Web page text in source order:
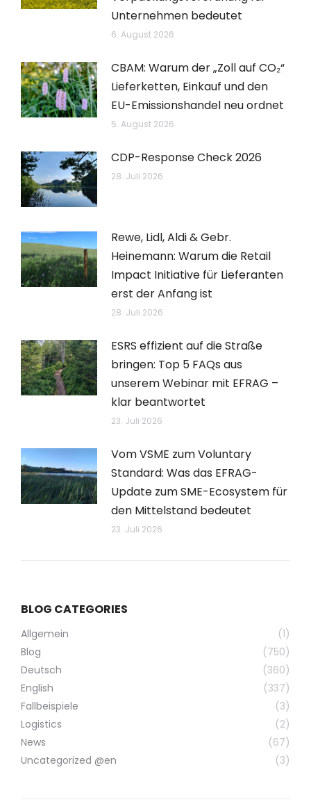
Unternehmen bedeutet
6. August 2026
CBAM: Warum der „Zoll auf CO₂“
Lieferketten, Einkauf und den
EU-Emissionshandel neu ordnet
5. August 2026
CDP-Response Check 2026
28. Juli 2026
Rewe, Lidl, Aldi & Gebr.
Heinemann: Warum die Retail
Impact Initiative für Lieferanten
erst der Anfang ist
28. Juli 2026
ESRS effizient auf die Straße
bringen: Top 5 FAQs aus
unserem Webinar mit EFRAG –
klar beantwortet
23. Juli 2026
Vom VSME zum Voluntary
Standard: Was das EFRAG-
Update zum SME-Ecosystem für
den Mittelstand bedeutet
23. Juli 2026
BLOG CATEGORIES
Allgemein
(1)
Blog
(750)
Deutsch
(360)
English
(337)
Fallbeispiele
(3)
Logistics
(2)
News
(67)
Uncategorized @en
(3)